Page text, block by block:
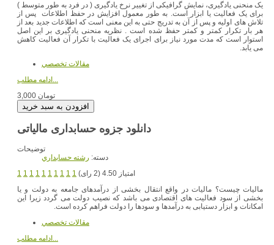
یک منحنی یادگیری، نمایش گرافیکی از تغییر نرخ یادگیری ( در فرد به طور متوسط )
برای یک فعالیت یا ابزار است. به طور معمول افزایش در حفظ اطلاعات پس از
تلاش های اولیه و پس از آن به تدریج حتی به این معنی است که اطلاعات جدید بعد از
هر بار تکرار کمتر و کمتر حفظ شده است . نظریه منحنی یادگیری بر این اصل
استوار است که مدت مورد نیاز برای اجرای یک فعالیت با تکرار آن فعالیت کاهش
می یابد.
مقالات تخصصي
ادامه مطلب...
3,000 تومان
دانلود جزوه حسابداری مالیاتی
توضیحات
دسته: رشته حسابداري
1 1 1 1 1 1 1 1 1 1
امتیاز 4.50 (2 رای)
مالیات چیست؟ مالیات در واقع انتقال بخشی از درآمدهای جامعه به دولت و یا
بخشی از سود فعالیت های اقتصادی می باشد که نصیب دولت می گردد زیرا این
امکانات و ابزار دستیابی به درآمدها و سودها را دولت فراهم کرده است.
مقالات تخصصي
ادامه مطلب...